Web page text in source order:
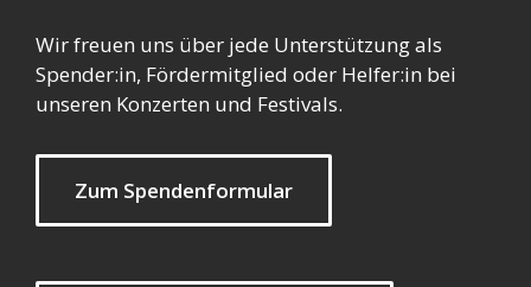
Wir freuen uns über jede Unterstützung als
Spender:in, Fördermitglied oder Helfer:in bei
unseren Konzerten und Festivals.
Zum Spendenformular